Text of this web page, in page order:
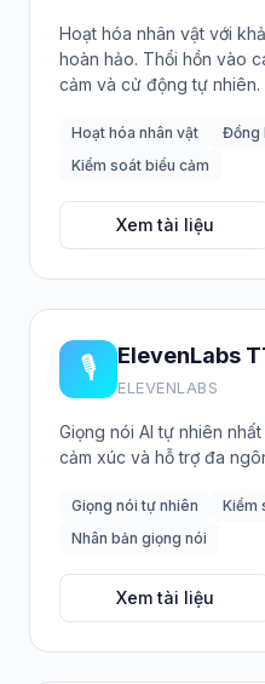
Hoạt hóa nhân vật với
hoàn hảo. Thổi hồn vào
cảm và cử động tự nhiên.
Hoạt hóa nhân vật Đồng
Kiểm soát biểu cảm
Xem tài liệu
🎙️ ElevenLabs
ELEVENLABS
Giọng nói AI tự nhiên
cảm xúc và hỗ trợ đa
Giọng nói tự nhiên Kiểm
Nhân bản giọng nói
Xem tài liệu